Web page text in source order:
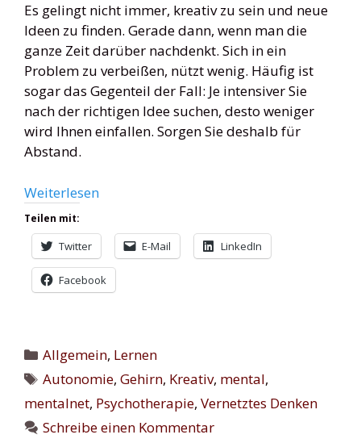
Es gelingt nicht immer, kreativ zu sein und neue
Ideen zu finden. Gerade dann, wenn man die
ganze Zeit darüber nachdenkt. Sich in ein
Problem zu verbeißen, nützt wenig. Häufig ist
sogar das Gegenteil der Fall: Je intensiver Sie
nach der richtigen Idee suchen, desto weniger
wird Ihnen einfallen. Sorgen Sie deshalb für
Abstand.
Weiterlesen
Teilen mit:
Twitter E-Mail LinkedIn
Facebook
Kategorien
Allgemein, Lernen
Schlagwörter
Autonomie,Gehirn, Kreativ, mental,
mentalnet, Psychotherapie, Vernetztes Denken
Schreibe einen Kommentar